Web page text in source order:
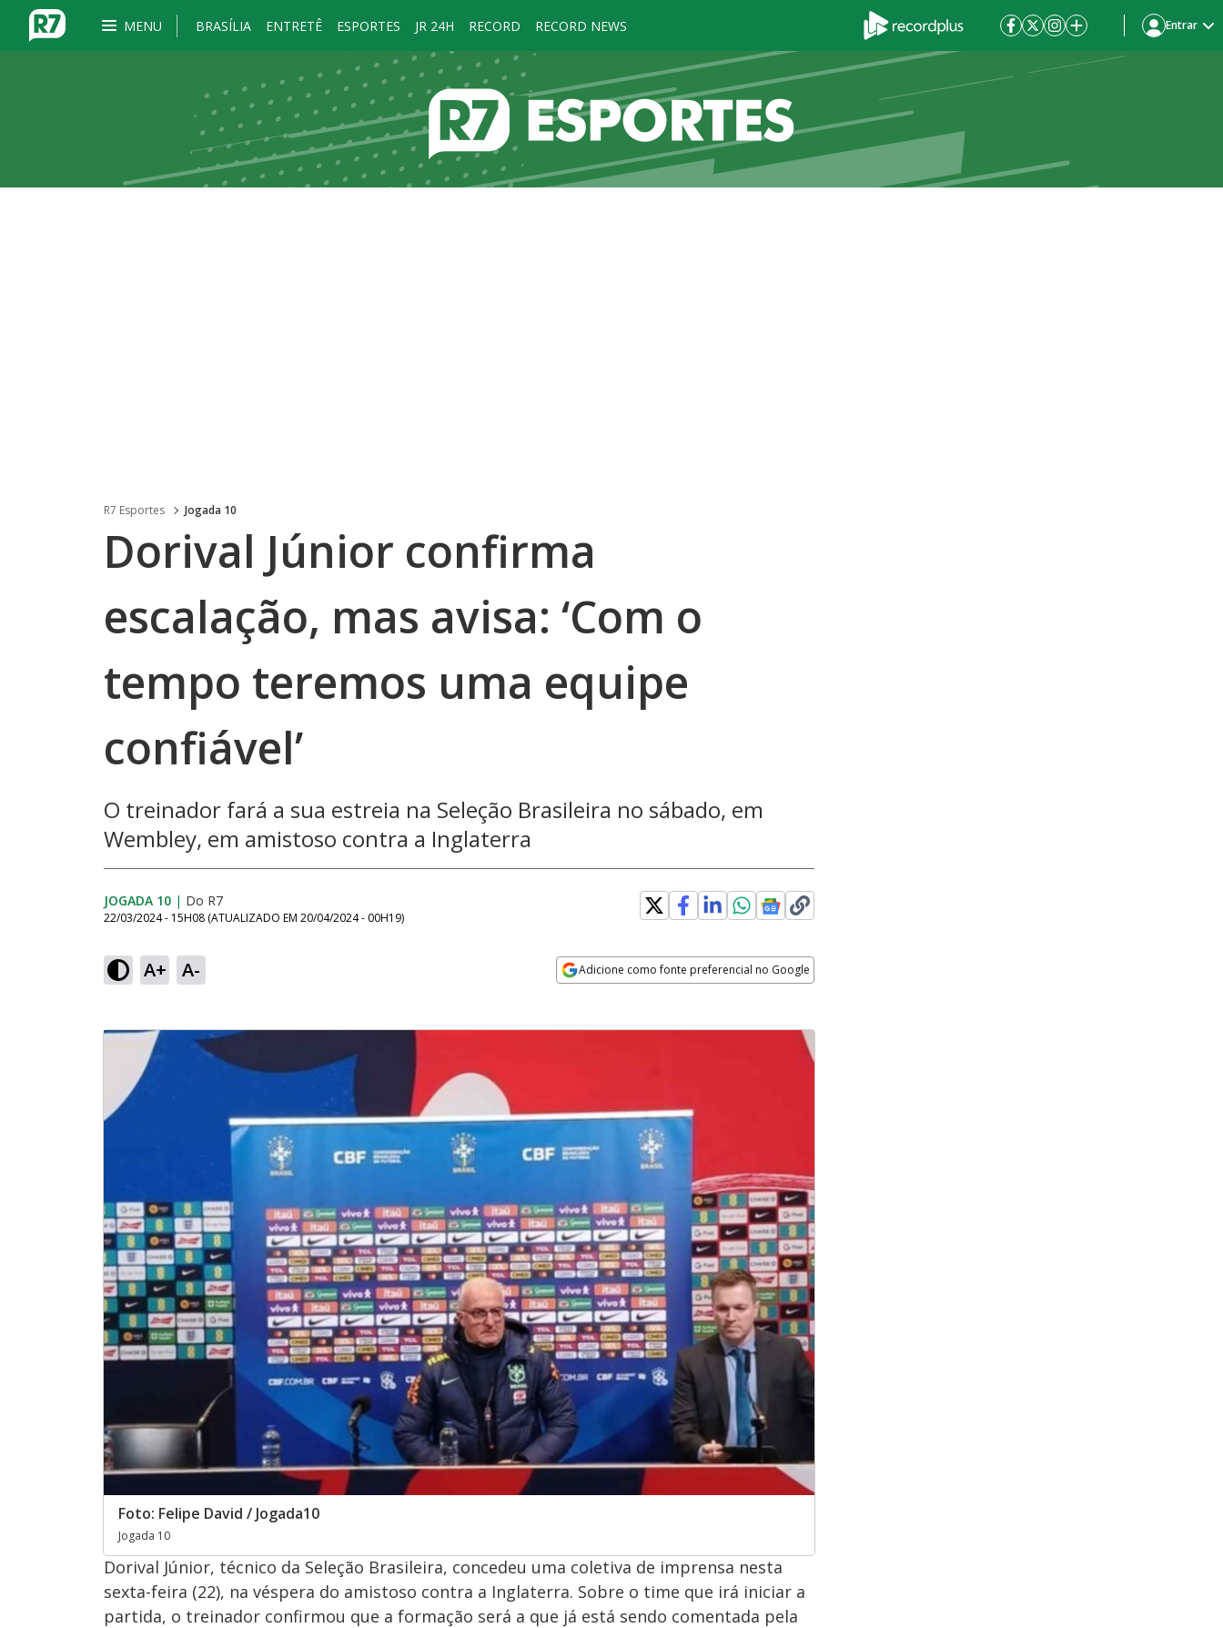
MENU BRASÍLIA ENTRETÊ ESPORTES JR 24H RECORD RECORD NEWS Entrar
R7 Esportes Jogada 10
Dorival Júnior confirma
escalação, mas avisa: ‘Com o
tempo teremos uma equipe
confiável’
O treinador fará a sua estreia na Seleção Brasileira no sábado, em
Wembley, em amistoso contra a Inglaterra
JOGADA 10 | Do R7
22/03/2024 - 15H08 (ATUALIZADO EM 20/04/2024 - 00H19)
A+ A- Adicione como fonte preferencial no Google
Foto: Felipe David / Jogada10
Jogada 10
Dorival Júnior, técnico da Seleção Brasileira, concedeu uma coletiva de imprensa nesta
sexta-feira (22), na véspera do amistoso contra a Inglaterra. Sobre o time que irá iniciar a
partida, o treinador confirmou que a formação será a que já está sendo comentada pela